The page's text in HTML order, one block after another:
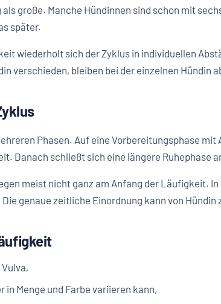
große. Manche Hündinnen sind schon mit
später.
wiederholt sich der Zyklus in individuellen
verschieden, bleiben bei der einzelnen Hündin
Phasen. Auf eine Vorbereitungsphase
Danach schließt sich eine längere Ruhephase
meist nicht ganz am Anfang der Läufigkeit.
genaue zeitliche Einordnung kann von Hündin
in Menge und Farbe variieren kann,